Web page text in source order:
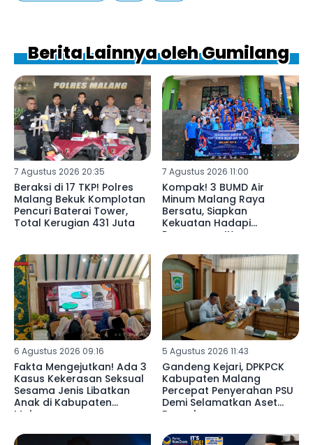
Berita Lainnya oleh Gumilang
7 Agustus 2026 20:35
Beraksi di 17 TKP! Polres
Malang Bekuk Komplotan
Pencuri Baterai Tower,
Total Kerugian 431 Juta ‎
7 Agustus 2026 11:00
Kompak! 3 BUMD Air
Minum Malang Raya
Bersatu, Siapkan
Kekuatan Hadapi
Porpamnas IX
6 Agustus 2026 09:16
Fakta Mengejutkan! Ada 3
Kasus Kekerasan Seksual
Sesama Jenis Libatkan
Anak di Kabupaten
Malang ‎
5 Agustus 2026 11:43
Gandeng Kejari, DPKPCK
Kabupaten Malang
Percepat Penyerahan PSU
Demi Selamatkan Aset
Daerah ‎